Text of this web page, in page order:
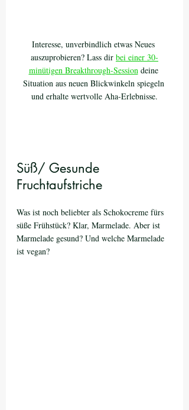
Interesse, unverbindlich etwas Neues
auszuprobieren? Lass dir bei einer 30-
minütigen Breakthrough-Session deine
Situation aus neuen Blickwinkeln spiegeln
und erhalte wertvolle Aha-Erlebnisse.
Süß/ Gesunde
Fruchtaufstriche
Was ist noch beliebter als Schokocreme fürs
süße Frühstück? Klar, Marmelade. Aber ist
Marmelade gesund? Und welche Marmelade
ist vegan?